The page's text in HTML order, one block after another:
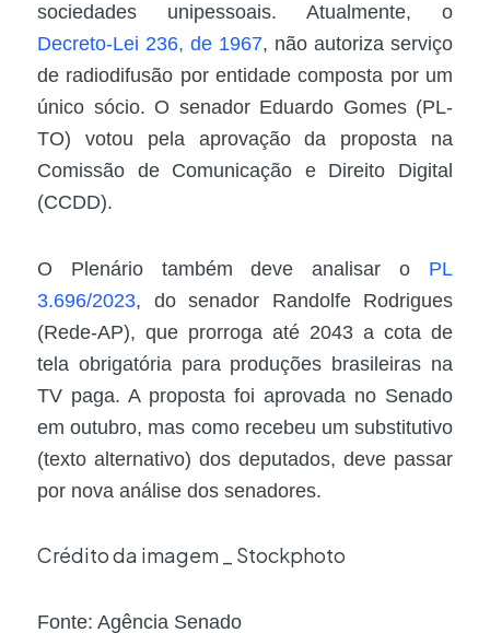
sociedades unipessoais. Atualmente, o
Decreto-Lei 236, de 1967, não autoriza serviço
de radiodifusão por entidade composta por um
único sócio. O senador Eduardo Gomes (PL-
TO) votou pela aprovação da proposta na
Comissão de Comunicação e Direito Digital
(CCDD).
O Plenário também deve analisar o PL
3.696/2023, do senador Randolfe Rodrigues
(Rede-AP), que prorroga até 2043 a cota de
tela obrigatória para produções brasileiras na
TV paga. A proposta foi aprovada no Senado
em outubro, mas como recebeu um substitutivo
(texto alternativo) dos deputados, deve passar
por nova análise dos senadores.
Crédito da imagem _ Stockphoto
Fonte: Agência Senado